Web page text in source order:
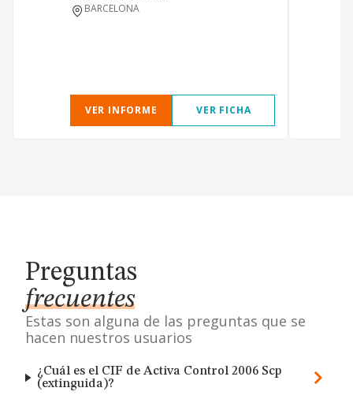
BARCELONA
VER INFORME VER FICHA
Preguntas
frecuentes
Estas son alguna de las preguntas que se
hacen nuestros usuarios
¿Cuál es el CIF de Activa Control 2006 Scp
(extinguida)?